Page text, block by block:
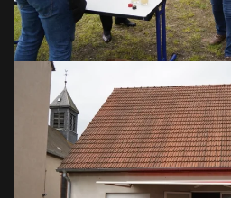
VOIR EN